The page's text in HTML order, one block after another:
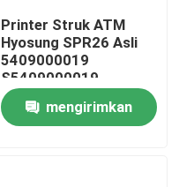
Printer Struk ATM
Hyosung SPR26 Asli
5409000019
S5409000019
mengirimkan